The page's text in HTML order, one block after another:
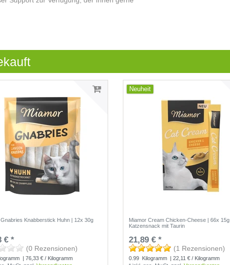
Gnabries Knabberstick Huhn | 12x 30g
€ *
(0 Rezensionen)
| 76,33 € / Kilogramm
Neuheit
Miamor Cream Chicken-Cheese | 66x 15g
Katzensnack mit Taurin
21,89 € *
(1 Rezensionen)
0.99 Kilogramm | 22,11 € / Kilogramm